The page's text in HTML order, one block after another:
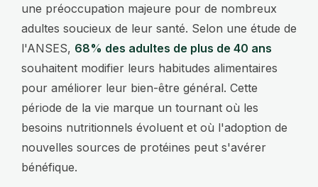
une préoccupation majeure pour de nombreux
adultes soucieux de leur santé. Selon une étude de
l'ANSES, 68% des adultes de plus de 40 ans
souhaitent modifier leurs habitudes alimentaires
pour améliorer leur bien-être général. Cette
période de la vie marque un tournant où les
besoins nutritionnels évoluent et où l'adoption de
nouvelles sources de protéines peut s'avérer
bénéfique.